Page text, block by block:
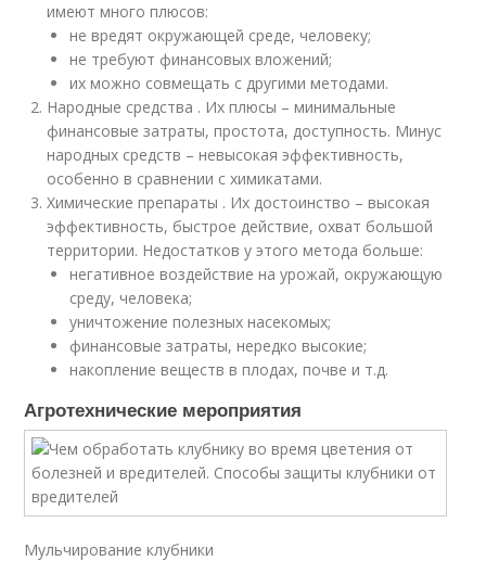
имеют много плюсов:
не вредят окружающей среде, человеку;
не требуют финансовых вложений;
их можно совмещать с другими методами.
Народные средства . Их плюсы – минимальные
финансовые затраты, простота, доступность. Минус
народных средств – невысокая эффективность,
особенно в сравнении с химикатами.
Химические препараты . Их достоинство – высокая
эффективность, быстрое действие, охват большой
территории. Недостатков у этого метода больше:
негативное воздействие на урожай, окружающую
среду, человека;
уничтожение полезных насекомых;
финансовые затраты, нередко высокие;
накопление веществ в плодах, почве и т.д.
Агротехнические мероприятия
Мульчирование клубники